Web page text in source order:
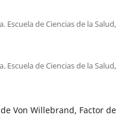
de Ciencias de la Salud,
de Ciencias de la Salud,
Von Willebrand, Factor de